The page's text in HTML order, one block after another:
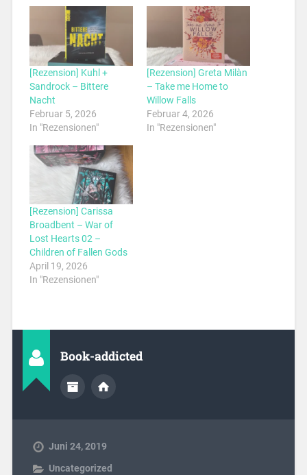
[Rezension] Kuhl +
Sandrock – Bittere
Nacht
Februar 5, 2026
In "Rezensionen"
[Rezension] Greta Milàn
– Take me Home to
Willow Falls
Februar 4, 2026
In "Rezensionen"
[Rezension] Carissa
Broadbent – War of
Lost Hearts 02 –
Children of Fallen Gods
April 19, 2026
In "Rezensionen"
Book-addicted
Juni 24, 2019
Uncategorized